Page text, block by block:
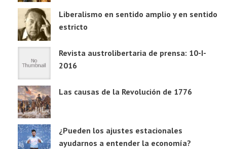
Liberalismo en sentido amplio y en sentido
estricto
Revista austrolibertaria de prensa: 10-I-
2016
Las causas de la Revolución de 1776
¿Pueden los ajustes estacionales
ayudarnos a entender la economía?